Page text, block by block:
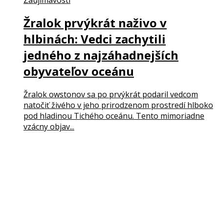
Žralok prvýkrát naživo v
hlbinách: Vedci zachytili
jedného z najzáhadnejších
obyvateľov oceánu
Žralok owstonov sa po prvýkrát podaril vedcom
natočiť živého v jeho prirodzenom prostredí hlboko
pod hladinou Tichého oceánu. Tento mimoriadne
vzácny objav...